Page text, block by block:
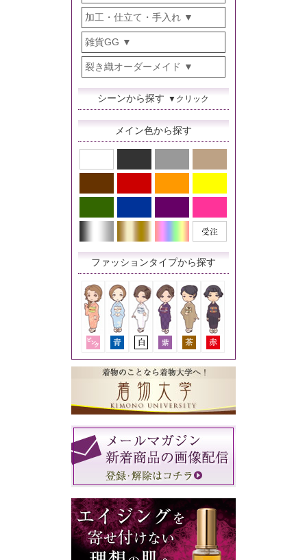
加工・仕立て・手入れ
雑貨GG
裂き織オーダーメイド
シーンから探す ▼クリック
メイン色から探す
ファッションタイプから探す